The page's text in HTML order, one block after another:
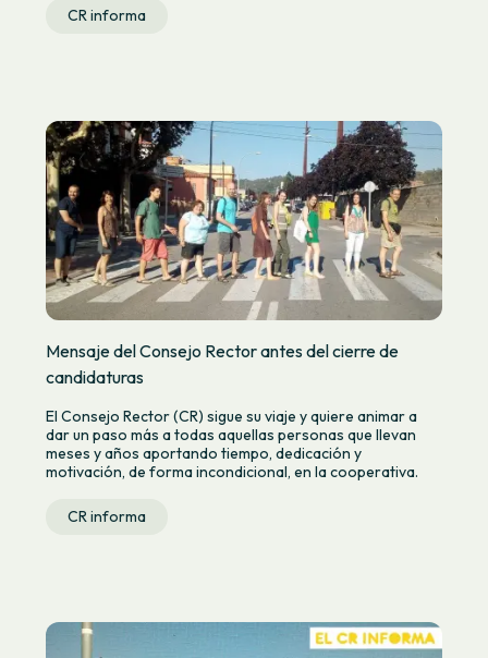
CR informa
Mensaje del Consejo Rector antes del cierre de
candidaturas
El Consejo Rector (CR) sigue su viaje y quiere animar a
dar un paso más a todas aquellas personas que llevan
meses y años aportando tiempo, dedicación y
motivación, de forma incondicional, en la cooperativa.
CR informa